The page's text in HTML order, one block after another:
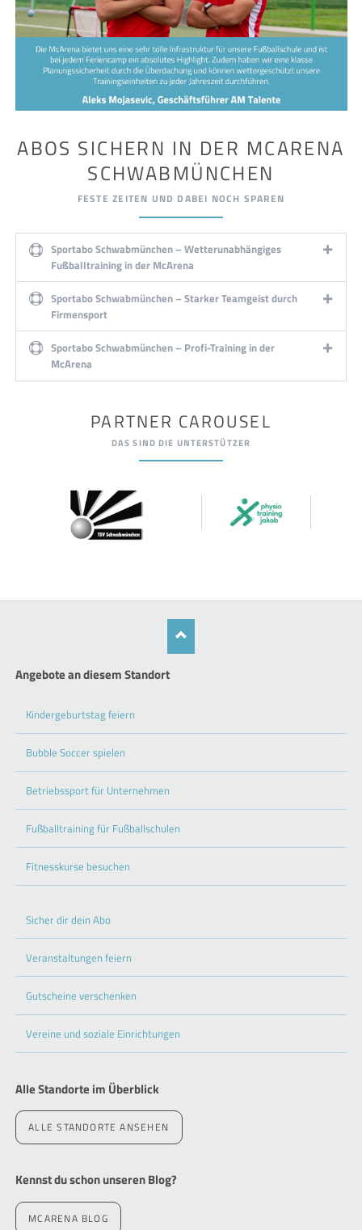
ABOS SICHERN IN DER MCARENA
SCHWABMÜNCHEN
FESTE ZEITEN UND DABEI NOCH SPAREN
Sportabo Schwabmünchen – Wetterunabhängiges
Fußballtraining in der McArena
Sportabo Schwabmünchen – Starker Teamgeist durch
Firmensport
Sportabo Schwabmünchen – Profi-Training in der
McArena
PARTNER CAROUSEL
DAS SIND DIE UNTERSTÜTZER
Angebote an diesem Standort
Kindergeburtstag feiern
Bubble Soccer spielen
Betriebssport für Unternehmen
Fußballtraining für Fußballschulen
Fitnesskurse besuchen
Sicher dir dein Abo
Veranstaltungen feiern
Gutscheine verschenken
Vereine und soziale Einrichtungen
Alle Standorte im Überblick
ALLE STANDORTE ANSEHEN
Kennst du schon unseren Blog?
MCARENA BLOG